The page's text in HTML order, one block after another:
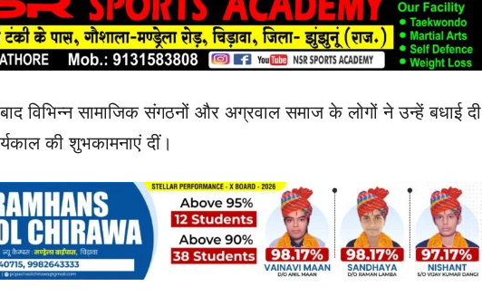
विभिन्न सामाजिक संगठनों और अग्रवाल समाज के लोगों ने उन्हें बधाई दी
की शुभकामनाएं दीं।